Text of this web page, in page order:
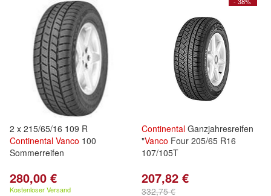
2 x 215/65/16 109 R
Continental Vanco 100
Sommerreifen
280,00 €
Kostenloser Versand
Continental Ganzjahresreifen
"Vanco Four 205/65 R16
107/105T
207,82 €
332,75 €